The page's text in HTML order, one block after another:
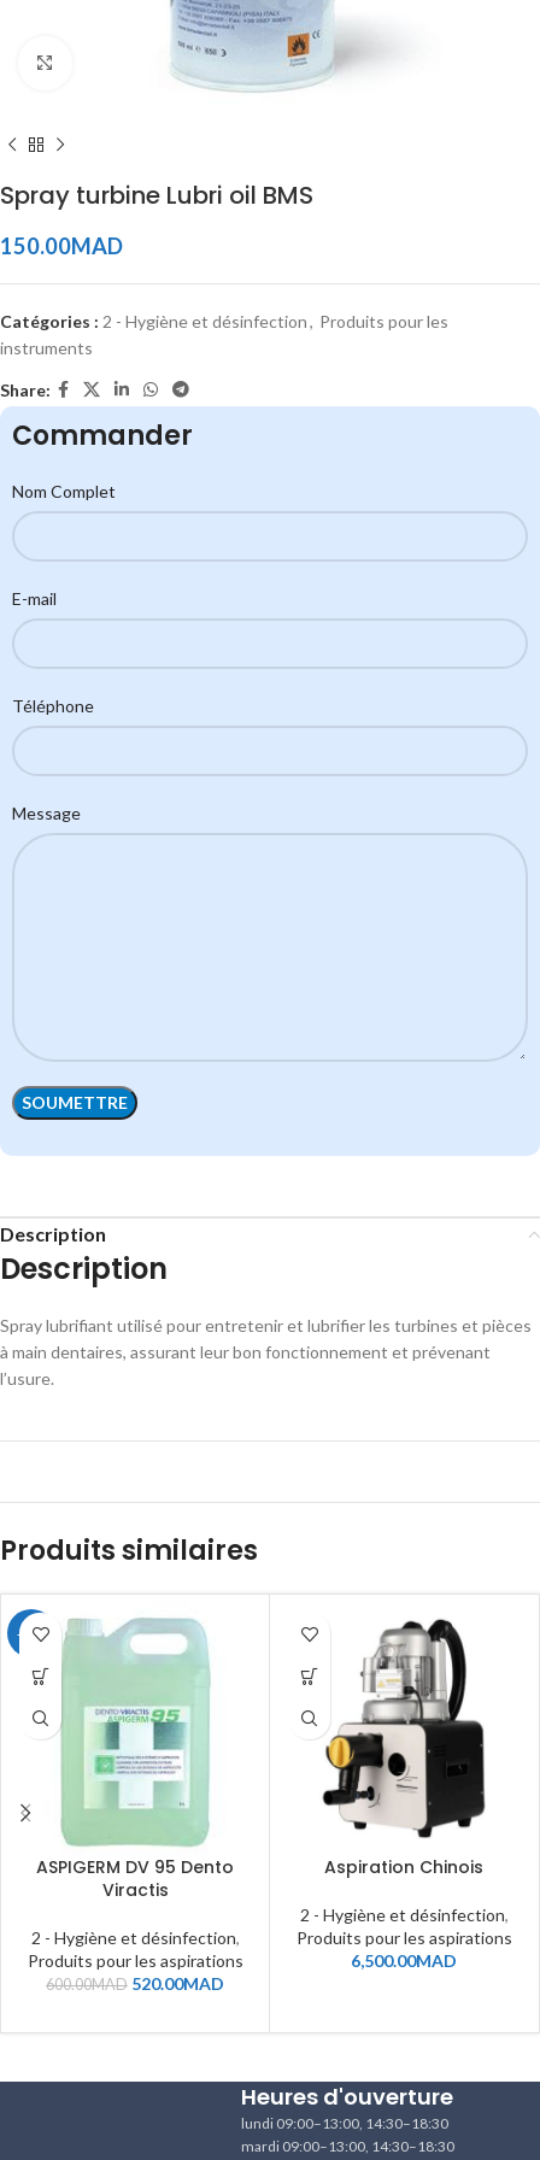
Spray turbine Lubri oil BMS
150.00MAD
Catégories : 2 - Hygiène et désinfection, Produits pour les
instruments
Share:
Commander
Nom Complet
E-mail
Téléphone
Message
Description
Description
Spray lubrifiant utilisé pour entretenir et lubrifier les turbines et pièces
à main dentaires, assurant leur bon fonctionnement et prévenant
l’usure.
Produits similaires
-13%
ASPIGERM DV 95 Dento
Viractis
2 - Hygiène et désinfection,
Produits pour les aspirations
600.00MAD 520.00MAD
Aspiration Chinois
2 - Hygiène et désinfection,
Produits pour les aspirations
6,500.00MAD
Heures d'ouverture
lundi 09:00–13:00, 14:30–18:30
mardi 09:00–13:00, 14:30–18:30